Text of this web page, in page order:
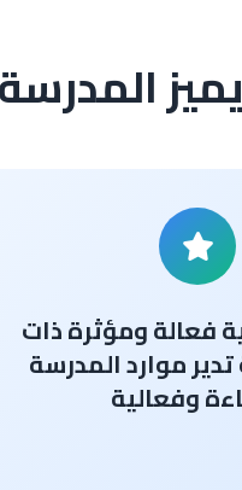
المدرسة
فعالة ومؤثرة ذات
موارد المدرسة
وفعالية